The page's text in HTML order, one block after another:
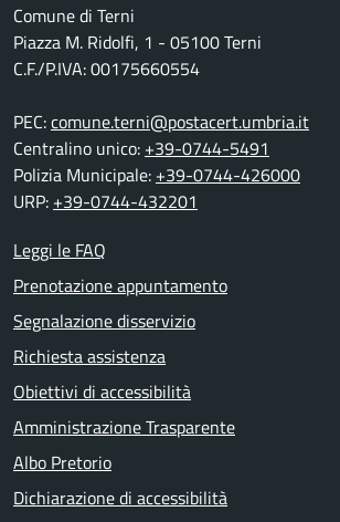
Comune di Terni
Piazza M. Ridolfi, 1 - 05100 Terni
C.F./P.IVA: 00175660554
PEC:comune.terni@postacert.umbria.it
Centralino unico: +39-0744-5491
Polizia Municipale: +39-0744-426000
URP: +39-0744-432201
Leggi le FAQ
Prenotazione appuntamento
Segnalazione disservizio
Richiesta assistenza
Obiettivi di accessibilità
Amministrazione Trasparente
Albo Pretorio
Dichiarazione di accessibilità